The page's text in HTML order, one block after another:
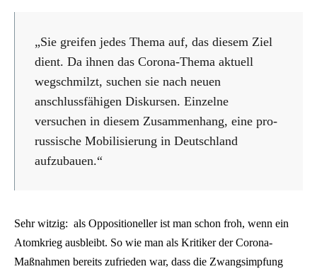
„Sie greifen jedes Thema auf, das diesem Ziel
dient. Da ihnen das Corona-Thema aktuell
wegschmilzt, suchen sie nach neuen
anschlussfähigen Diskursen. Einzelne
versuchen in diesem Zusammenhang, eine pro-
russische Mobilisierung in Deutschland
aufzubauen.“
Sehr witzig: als Oppositioneller ist man schon froh, wenn ein
Atomkrieg ausbleibt. So wie man als Kritiker der Corona-
Maßnahmen bereits zufrieden war, dass die Zwangsimpfung